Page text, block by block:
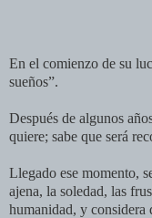
En el comienzo de su
sueños”.
Después de algunos
quiere; sabe que será
Llegado ese momento,
ajena, la soledad, las
humanidad, y considera